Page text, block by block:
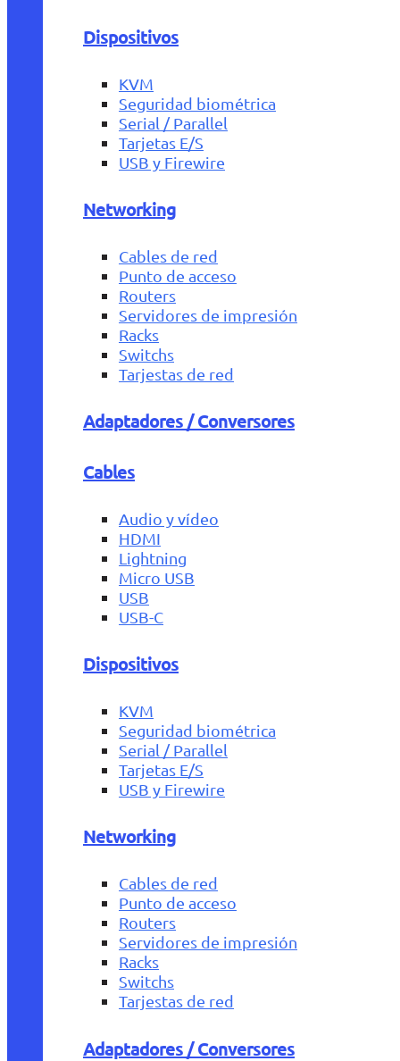
Dispositivos
KVM
Seguridad biométrica
Serial / Parallel
Tarjetas E/S
USB y Firewire
Networking
Cables de red
Punto de acceso
Routers
Servidores de impresión
Racks
Switchs
Tarjestas de red
Adaptadores / Conversores
Cables
Audio y vídeo
HDMI
Lightning
Micro USB
USB
USB-C
Dispositivos
KVM
Seguridad biométrica
Serial / Parallel
Tarjetas E/S
USB y Firewire
Networking
Cables de red
Punto de acceso
Routers
Servidores de impresión
Racks
Switchs
Tarjestas de red
Adaptadores / Conversores